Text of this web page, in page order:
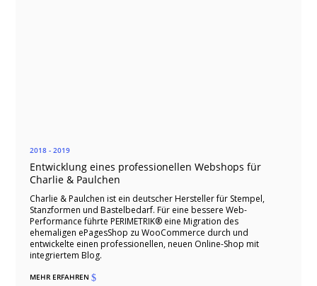
2018 - 2019
Entwicklung eines professionellen Webshops für
Charlie & Paulchen
Charlie & Paulchen ist ein deutscher Hersteller für Stempel,
Stanzformen und Bastelbedarf. Für eine bessere Web-
Performance führte PERIMETRIK® eine Migration des
ehemaligen ePagesShop zu WooCommerce durch und
entwickelte einen professionellen, neuen Online-Shop mit
integriertem Blog.
MEHR ERFAHREN$